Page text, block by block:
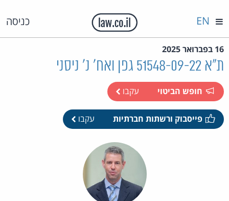
כניסה EN
16 בפברואר 2025
ת"א 51548-09-22 גפן ואח' נ' ניסני
חופש הביטוי עקבו
פייסבוק ורשתות חברתיות עקבו